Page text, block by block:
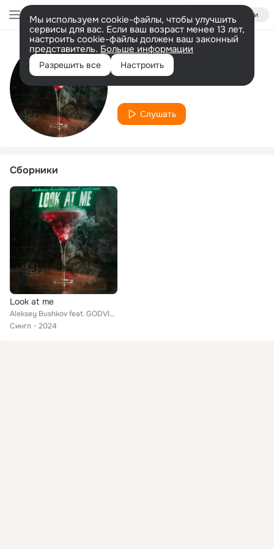
Войти
Мы используем cookie-файлы, чтобы улучшить
сервисы для вас. Если ваш возраст менее 13 лет,
настроить cookie-файлы должен ваш законный
представитель. Больше информации
Разрешить все Настроить
Исполнитель
GODVINE
Слушать
Сборники
Look at me
Aleksey Bushkov feat. GODVINE
Сингл
2024